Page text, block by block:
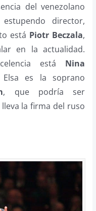
del venezolano
director,
está Piotr Beczala,
en la actualidad.
está Nina
es la soprano
, que podría ser
la firma del ruso